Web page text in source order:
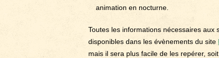
animation en nocturne.
Toutes les informations nécessaires
disponibles dans les évènements du site
mais il sera plus facile de les repérer,